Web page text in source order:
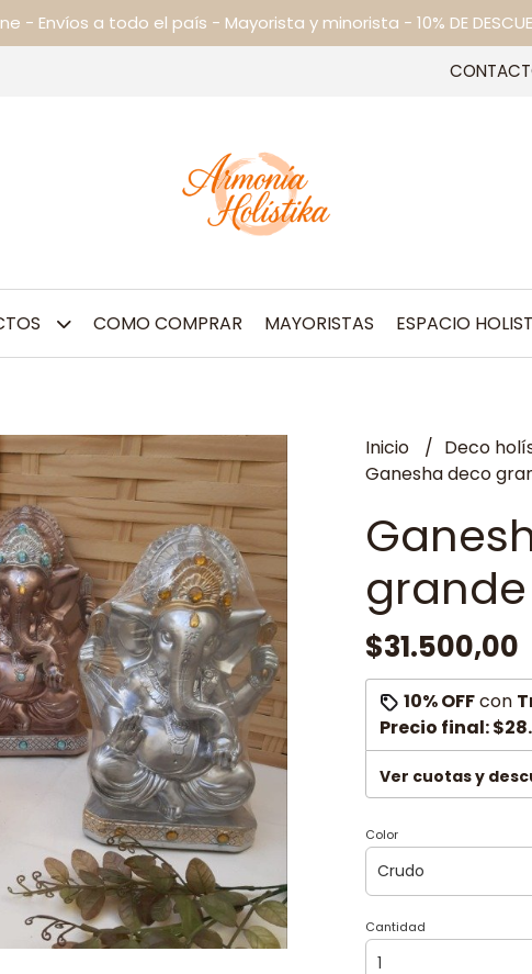
Envíos a todo el país - Mayorista y minorista - 10% DE
COMO COMPRAR MAYORISTAS ESPACIO
Inicio Deco
Ganesha deco
$31.500,00
10% OFFcon
Precio final:
Ver cuotas y
Color
Cantidad